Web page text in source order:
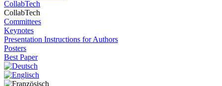
CollabTech
CollabTech
Committees
Keynotes
Presentation Instructions for Authors
Posters
Best Paper